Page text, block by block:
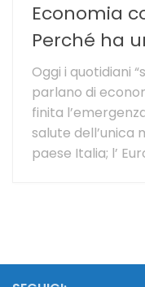
Economia
Perché ha
Oggi i quotidiani
parlano di
finita
salute dell’unica
paese Italia; l’